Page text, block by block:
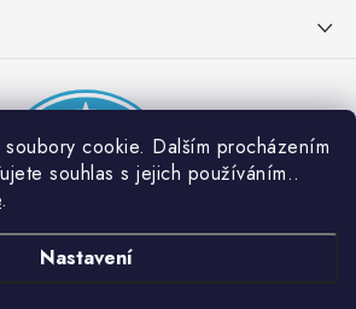
cookie. Dalším procházením
souhlas s jejich používáním..
.
Nastavení